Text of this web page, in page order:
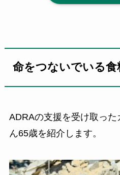
命をつないでいる食
ADRAの支援を受け取っ
ん65歳を紹介します。